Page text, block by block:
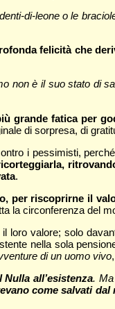
di-leone o le
felicità che
non è il suo stato di
grande fatica per
di sorpresa, di
i pessimisti,
.
per riscoprirne il
la circonferenza del
valore; solo
nella sola
di un uomo vivo
all’esistenza. Ma
come salvati